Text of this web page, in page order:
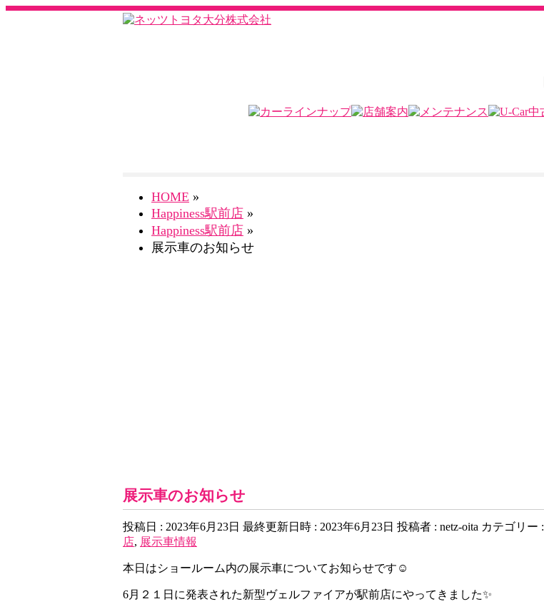
HOME »
Happiness駅前店 »
Happiness駅前店 »
展示車のお知らせ
展示車のお知らせ
投稿日 : 2023年6月23日 最終更新日時 : 2023年6月23日 投稿者 : netz-oita カテゴリー :
店, 展示車情報
本日はショールーム内の展示車についてお知らせです☺
6月２１日に発表された新型ヴェルファイアが駅前店にやってきました✨